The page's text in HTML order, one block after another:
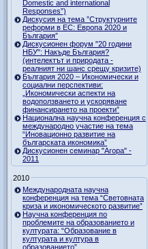
Domestic and international
Responses”)
Дискусия на тема ”Структурните
реформи в ЕС: Европа 2020 и
България”
Дискусионен форум "20 години
НБУ": Накъде България?
(интелектът и природата -
реалният ни шанс срещу кризите)
България 2020 – Икономически и
социални перспективи:
„Икономически аспекти на
водоползването и ускоряване
финансирането на проекти”
Национална научна конференция с
международно участие на тема
“Иновационно развитие на
българската икономика”
Дискусионен семинар "Агора" -
2011
2010
Международната научна
конференция на тема “Световната
криза и икономическото развитие”
Научна конференция по
проблемите на образованието и
културата: “Образование в
културата и култура в
образованието”